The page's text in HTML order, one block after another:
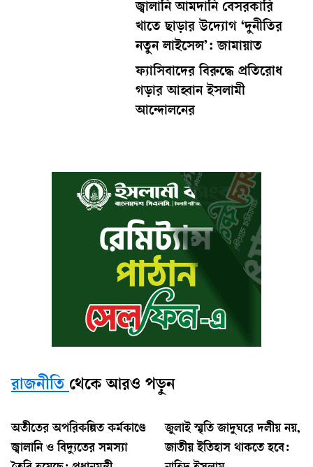
জ্বালানি আমদানি বেসরকারি
খাতে ছাড়ার উদ্যোগ ‘দুনীতির
নতুন লাইসেন্স’: জামায়াত
ফ্যাসিবাদের বিরুদ্ধে প্রতিরোধ
গড়ার আহ্বান ইসলামী
আন্দোলনের
রাজনীতি থেকে আরও পড়ুন
অতীতের অপরিকল্পিত কর্মকাণ্ডে
জ্বালানি ও বিদ্যুতের সমস্যা
জুলাই স্মৃতি জাদুঘরে দলীয় নয়,
জাতীয় ইতিহাস থাকতে হবে: